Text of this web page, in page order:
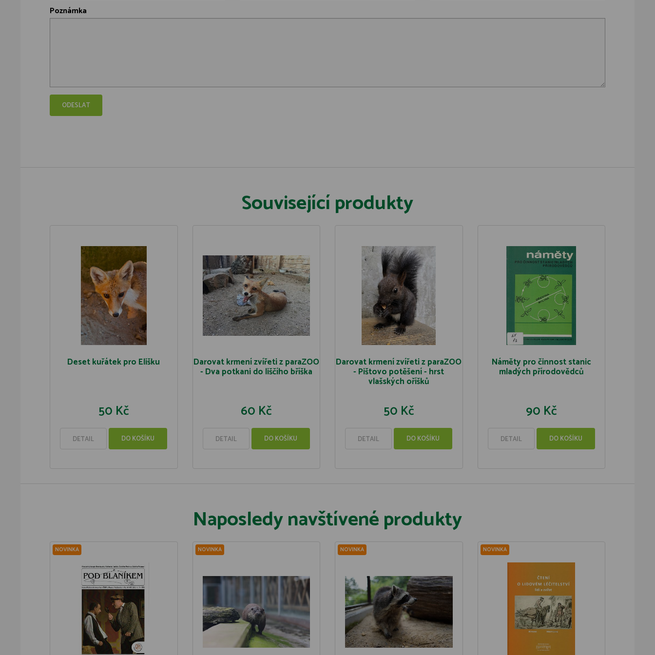
Poznámka
Související produkty
Deset kuřátek pro Elišku
50 Kč
DETAIL DO KOŠÍKU
Darovat krmení zvířeti z paraZOO
- Dva potkani do liščího bříška
60 Kč
DETAIL DO KOŠÍKU
Darovat krmení zvířeti z paraZOO
- Pištovo potěšení - hrst
vlašských oříšků
50 Kč
DETAIL DO KOŠÍKU
Náměty pro činnost stanic
mladých přírodovědců
90 Kč
DETAIL DO KOŠÍKU
Naposledy navštívené produkty
NOVINKA NOVINKA NOVINKA NOVINKA